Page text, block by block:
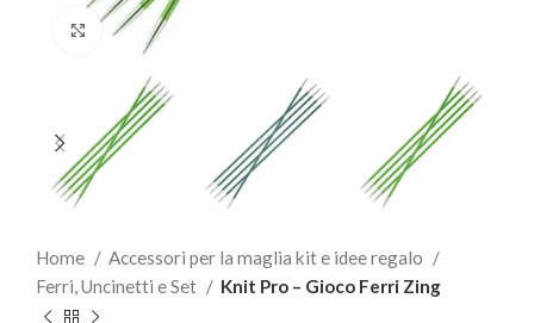
Click to enlarge
Home
Accessori per la maglia kit e idee regalo
Ferri, Uncinetti e Set
Knit Pro – Gioco Ferri Zing